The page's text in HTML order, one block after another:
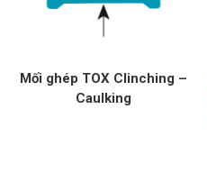
Mối ghép TOX Clinching –
Caulking